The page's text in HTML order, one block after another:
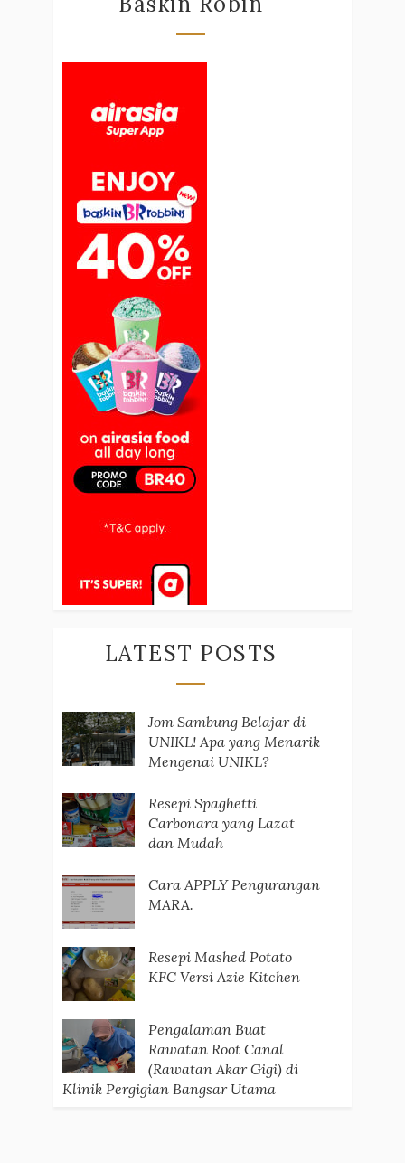
LATEST POSTS
Jom Sambung Belajar di
UNIKL! Apa yang Menarik
Mengenai UNIKL?
Resepi Spaghetti
Carbonara yang Lazat
dan Mudah
Cara APPLY Pengurangan
MARA.
Resepi Mashed Potato
KFC Versi Azie Kitchen
Pengalaman Buat
Rawatan Root Canal
(Rawatan Akar Gigi) di
Klinik Pergigian Bangsar Utama